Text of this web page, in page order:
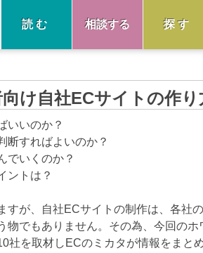
読む 相談する 探す
け自社ECサイトの作
いいのか？
断すればよいのか？
でいくのか？
ントは？
すが、自社ECサイトの制作は、各社
物でもありません。その為、今回の
社を取材しECのミカタが情報をまとめ